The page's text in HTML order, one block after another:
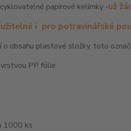
papírové kelímky -už
i pro potravinářské
o obsahu plastové složky, toto
PP fólie
1000 ks